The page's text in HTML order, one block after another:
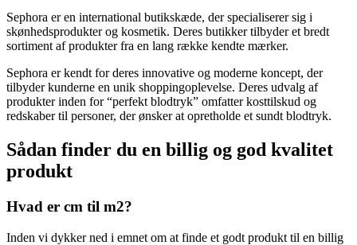
Sephora er en international butikskæde, der specialiserer sig i
skønhedsprodukter og kosmetik. Deres butikker tilbyder et bredt
sortiment af produkter fra en lang række kendte mærker.
Sephora er kendt for deres innovative og moderne koncept, der
tilbyder kunderne en unik shoppingoplevelse. Deres udvalg af
produkter inden for “perfekt blodtryk” omfatter kosttilskud og
redskaber til personer, der ønsker at opretholde et sundt blodtryk.
Sådan finder du en billig og god kvalitet
produkt
Hvad er cm til m2?
Inden vi dykker ned i emnet om at finde et godt produkt til en billig